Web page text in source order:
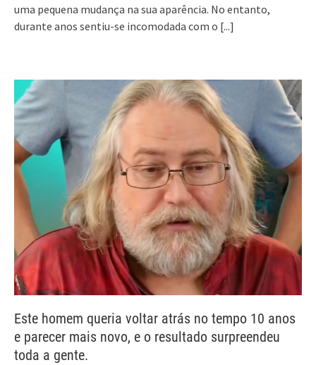
uma pequena mudança na sua aparência. No entanto,
durante anos sentiu-se incomodada com o [...]
Este homem queria voltar atrás no tempo 10 anos
e parecer mais novo, e o resultado surpreendeu
toda a gente.